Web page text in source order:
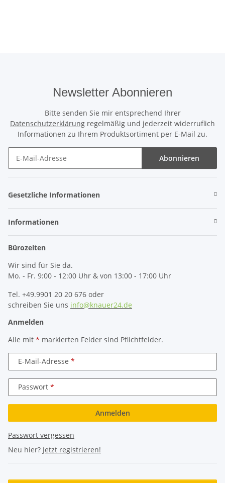
Newsletter Abonnieren
Bitte senden Sie mir entsprechend Ihrer
Datenschutzerklärung regelmäßig und jederzeit widerruflich
Informationen zu Ihrem Produktsortiment per E-Mail zu.
Abonnieren
Gesetzliche Informationen
Informationen
Bürozeiten
Wir sind für Sie da.
Mo. - Fr. 9:00 - 12:00 Uhr & von 13:00 - 17:00 Uhr
Tel. +49.9901 20 20 676 oder
schreiben Sie uns info@knauer24.de
Anmelden
Alle mit * markierten Felder sind Pflichtfelder.
E-Mail-Adresse
Passwort
Anmelden
Passwort vergessen
Neu hier? Jetzt registrieren!